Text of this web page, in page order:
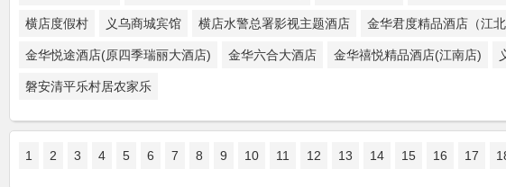
横店度假村 义乌商城宾馆 横店水警总署影视主题酒店 金华君度精品酒店（江北
金华悦途酒店(原四季瑞丽大酒店) 金华六合大酒店 金华禧悦精品酒店(江南店)
磐安清平乐村居农家乐
1 2 3 4 5 6 7 8 9 10 11 12 13 14 15 16 17